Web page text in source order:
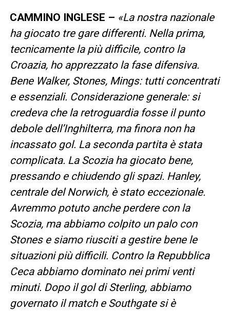
CAMMINO INGLESE – «La nostra nazionale
ha giocato tre gare differenti. Nella prima,
tecnicamente la più difficile, contro la
Croazia, ho apprezzato la fase difensiva.
Bene Walker, Stones, Mings: tutti concentrati
e essenziali. Considerazione generale: si
credeva che la retroguardia fosse il punto
debole dell’Inghilterra, ma finora non ha
incassato gol. La seconda partita è stata
complicata. La Scozia ha giocato bene,
pressando e chiudendo gli spazi. Hanley,
centrale del Norwich, è stato eccezionale.
Avremmo potuto anche perdere con la
Scozia, ma abbiamo colpito un palo con
Stones e siamo riusciti a gestire bene le
situazioni più difficili. Contro la Repubblica
Ceca abbiamo dominato nei primi venti
minuti. Dopo il gol di Sterling, abbiamo
governato il match e Southgate si è